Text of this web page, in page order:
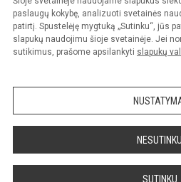
paslaugų kokybę, analizuoti svetainės
patirtį. Spustelėję mygtuką „Sutinku“, jūs
slapukų naudojimu šioje svetainėje. Jei
sutikimus, prašome apsilankyti slapukų
NESUTINKU
SUTINKU
Kopijuoti turinį be raštiško gimnazijos
Prieinamumo paraiška
Sumanus būdas atnaujinti